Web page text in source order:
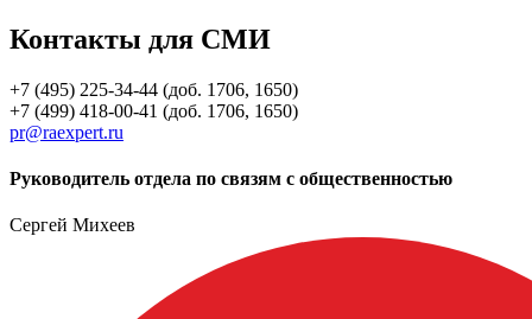
Контакты для СМИ
+7 (495) 225-34-44 (доб. 1706, 1650)
+7 (499) 418-00-41 (доб. 1706, 1650)
pr@raexpert.ru
Руководитель отдела по связям с общественностью
Сергей Михеев